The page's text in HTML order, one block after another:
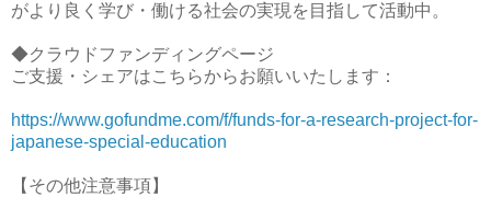
がより良く学び・働ける社会の実現を目指して活動中。
◆クラウドファンディングページ
ご支援・シェアはこちらからお願いいたします：
https://www.gofundme.com/f/funds-for-a-research-project-for-
japanese-special-education
【その他注意事項】